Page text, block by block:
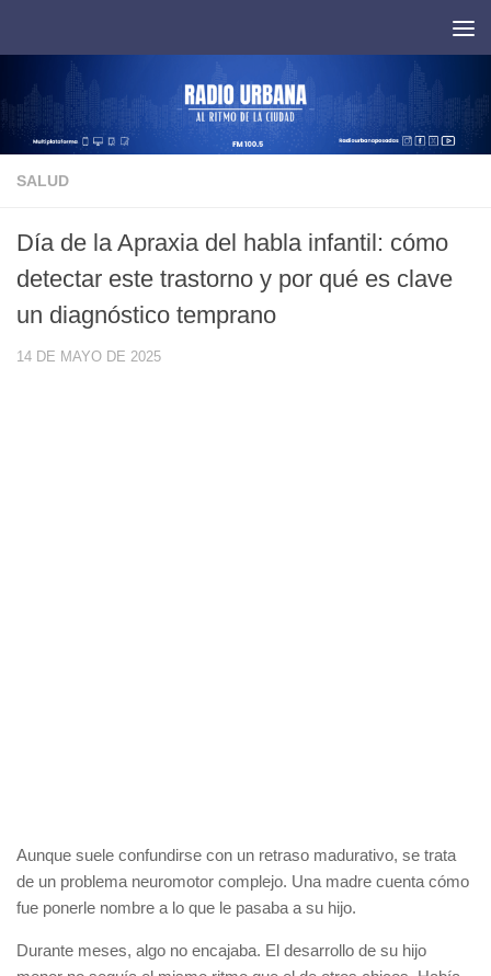
SALUD
Día de la Apraxia del habla infantil: cómo
detectar este trastorno y por qué es clave
un diagnóstico temprano
14 DE MAYO DE 2025
Aunque suele confundirse con un retraso madurativo, se trata
de un problema neuromotor complejo. Una madre cuenta cómo
fue ponerle nombre a lo que le pasaba a su hijo.
Durante meses, algo no encajaba. El desarrollo de su hijo